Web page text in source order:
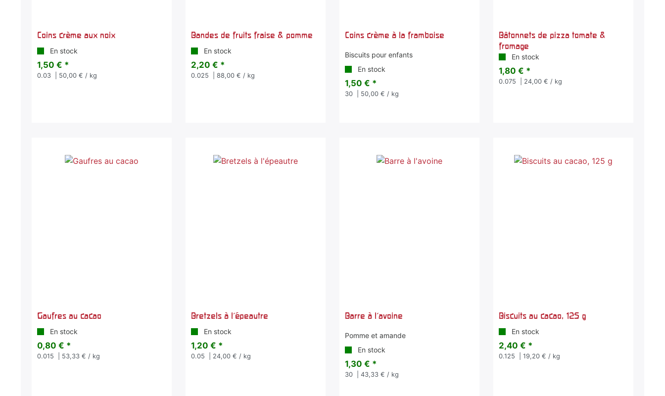
Coins crème aux noix
En stock
1,50 € *
0.03 | 50,00 € / kg
Bandes de fruits fraise & pomme
En stock
2,20 € *
0.025 | 88,00 € / kg
Coins crème à la framboise
Biscuits pour enfants
En stock
1,50 € *
30 | 50,00 € / kg
Bâtonnets de pizza tomate &
fromage
En stock
1,80 € *
0.075 | 24,00 € / kg
Gaufres au cacao
En stock
0,80 € *
0.015 | 53,33 € / kg
Bretzels à l'épeautre
En stock
1,20 € *
0.05 | 24,00 € / kg
Barre à l'avoine
Pomme et amande
En stock
1,30 € *
30 | 43,33 € / kg
Biscuits au cacao, 125 g
En stock
2,40 € *
0.125 | 19,20 € / kg